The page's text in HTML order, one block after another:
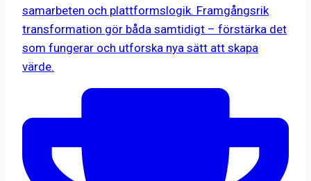
samarbeten och plattformslogik. Framgångsrik
transformation gör båda samtidigt – förstärka det
som fungerar och utforska nya sätt att skapa
värde.